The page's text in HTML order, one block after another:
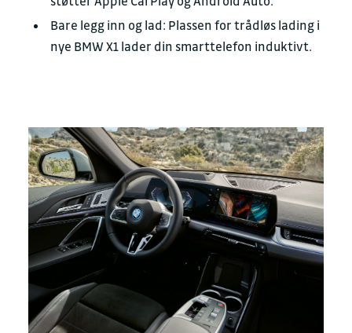
Bare legg inn og lad: Plassen for trådløs lading i
nye BMW X1 lader din smarttelefon induktivt.